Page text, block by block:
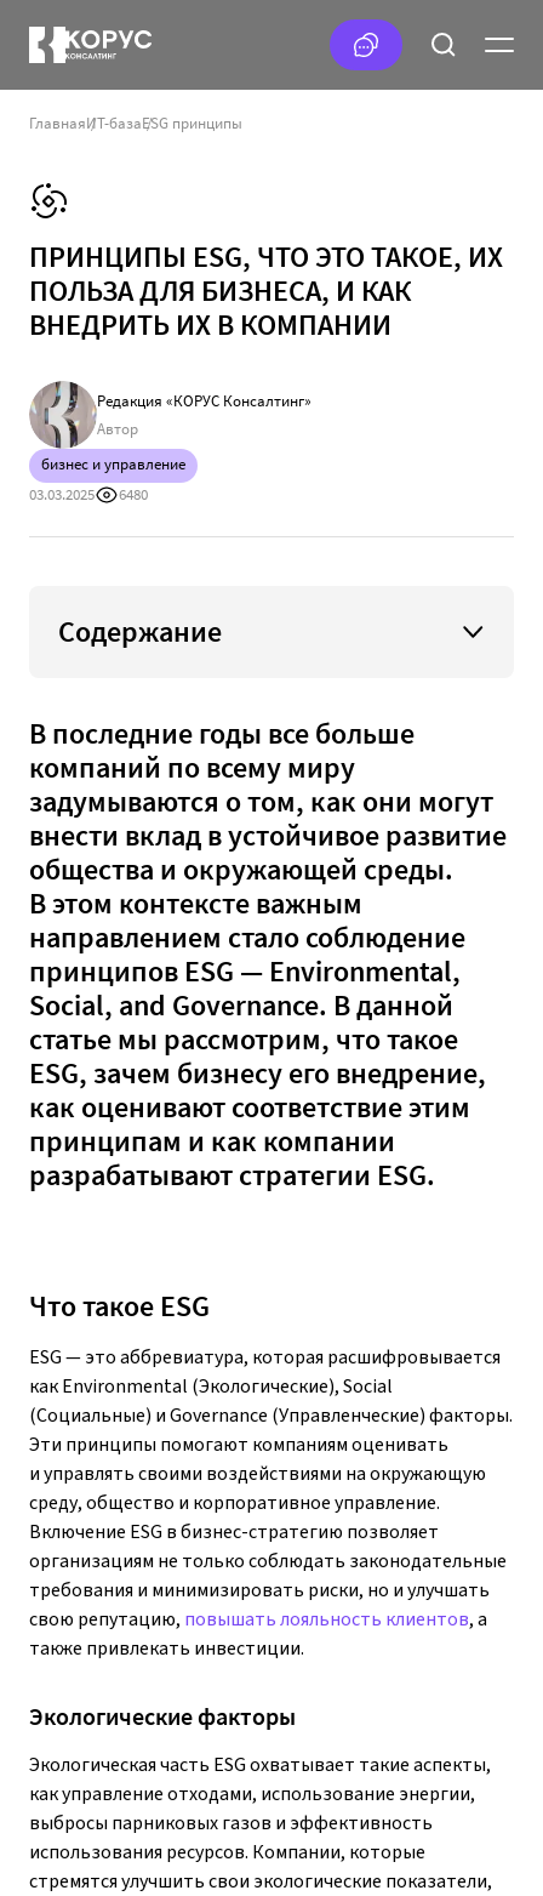
ГлавнаяИТ-базаESG принципы
ПРИНЦИПЫ ESG, ЧТО ЭТО ТАКОЕ, ИХ
ПОЛЬЗА ДЛЯ БИЗНЕСА, И КАК
ВНЕДРИТЬ ИХ В КОМПАНИИ
бизнес и управление
03.03.2025
6480
Редакция «КОРУС Консалтинг»
Автор
Содержание
В последние годы все больше
компаний по всему миру
задумываются о том, как они могут
внести вклад в устойчивое развитие
общества и окружающей среды.
В этом контексте важным
направлением стало соблюдение
принципов ESG — Environmental,
Social, and Governance. В данной
статье мы рассмотрим, что такое
ESG, зачем бизнесу его внедрение,
как оценивают соответствие этим
принципам и как компании
разрабатывают стратегии ESG.
Что такое ESG
ESG — это аббревиатура, которая расшифровывается
как Environmental (Экологические), Social
(Социальные) и Governance (Управленческие) факторы.
Эти принципы помогают компаниям оценивать
и управлять своими воздействиями на окружающую
среду, общество и корпоративное управление.
Включение ESG в бизнес-стратегию позволяет
организациям не только соблюдать законодательные
требования и минимизировать риски, но и улучшать
свою репутацию, повышать лояльность клиентов, а
также привлекать инвестиции.
Экологические факторы
Экологическая часть ESG охватывает такие аспекты,
как управление отходами, использование энергии,
выбросы парниковых газов и эффективность
использования ресурсов. Компании, которые
стремятся улучшить свои экологические показатели,